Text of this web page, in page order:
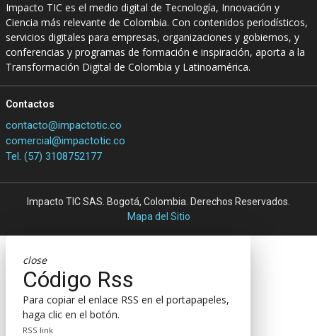
Impacto TIC es el medio digital de Tecnología, Innovación y
Ciencia más relevante de Colombia. Con contenidos periodísticos,
servicios digitales para empresas, organizaciones y gobiernos, y
conferencias y programas de formación e inspiración, aporta a la
Transformación Digital de Colombia y Latinoamérica.
Contactos
contacto@impactotic.co
comercial@impactotic.co
Tel. (57) 3108752177
Impacto TIC SAS. Bogotá, Colombia. Derechos Reservados.
Mapa del Sitio
close
Código Rss
Para copiar el enlace RSS en el portapapeles,
haga clic en el botón.
RSS link